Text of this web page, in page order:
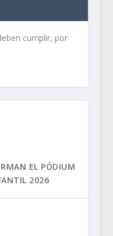
cumplir, por
EL PÓDIUM
2026